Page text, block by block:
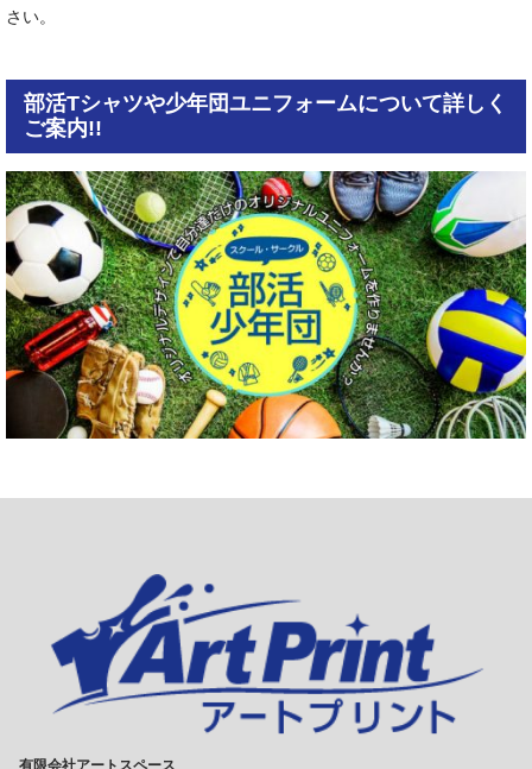
さい。
部活Tシャツや少年団ユニフォームについて詳しく
ご案内!!